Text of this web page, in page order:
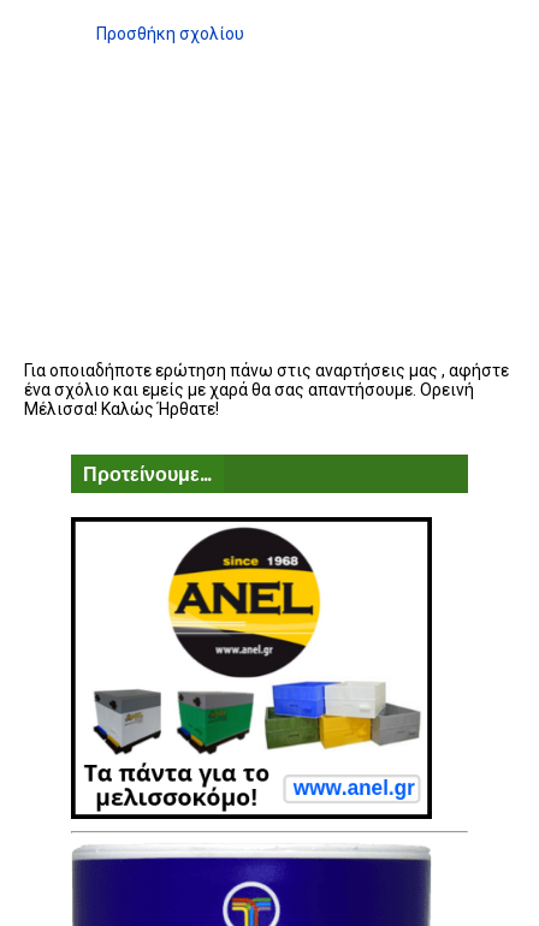
Προσθήκη σχολίου
Για οποιαδήποτε ερώτηση πάνω στις αναρτήσεις μας , αφήστε
ένα σχόλιο και εμείς με χαρά θα σας απαντήσουμε. Ορεινή
Μέλισσα! Καλώς Ήρθατε!
Προτείνουμε...